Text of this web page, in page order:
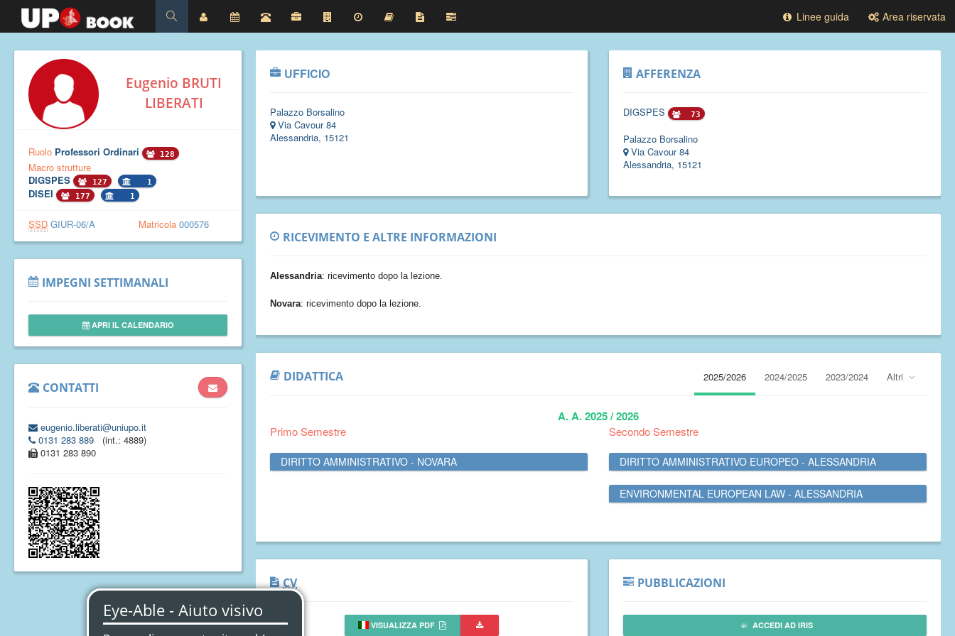
Linee guida Area riservata
Eugenio BRUTI
LIBERATI
Ruolo Professori Ordinari 128
Macro strutture
DIGSPES
127 1
DISEI 177 1
SSD GIUR-06/A Matricola 000576
IMPEGNI SETTIMANALI
APRI IL CALENDARIO
CONTATTI
eugenio.liberati@uniupo.it
0131 283 889
(int.: 4889)
0131 283 890
UFFICIO
Palazzo Borsalino
Via Cavour 84
Alessandria, 15121
AFFERENZA
DIGSPES 73
Palazzo Borsalino
Via Cavour 84
Alessandria, 15121
RICEVIMENTO E ALTRE INFORMAZIONI
Alessandria: ricevimento dopo la lezione.
Novara: ricevimento dopo la lezione.
DIDATTICA 2025/2026 2024/2025 2023/2024 Altri
A. A. 2025 / 2026
Primo Semestre
DIRITTO AMMINISTRATIVO - NOVARA
Secondo Semestre
DIRITTO AMMINISTRATIVO EUROPEO - ALESSANDRIA
ENVIRONMENTAL EUROPEAN LAW - ALESSANDRIA
CV
VISUALIZZA PDF
PUBBLICAZIONI
ACCEDI AD IRIS